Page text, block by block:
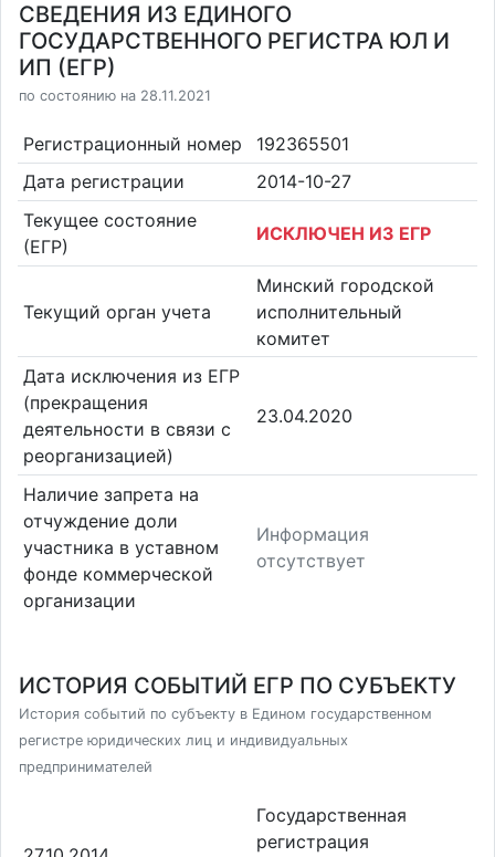
СВЕДЕНИЯ ИЗ ЕДИНОГО
ГОСУДАРСТВЕННОГО РЕГИСТРА ЮЛ И
ИП (ЕГР)
по состоянию на 28.11.2021
Регистрационный номер
192365501
Дата регистрации
2014-10-27
Текущее состояние
(ЕГР)
ИСКЛЮЧЕН ИЗ ЕГР
Текущий орган учета
Минский городской
исполнительный
комитет
Дата исключения из ЕГР
(прекращения
деятельности в связи с
реорганизацией)
23.04.2020
Наличие запрета на
отчуждение доли
участника в уставном
фонде коммерческой
организации
Информация
отсутствует
ИСТОРИЯ СОБЫТИЙ ЕГР ПО СУБЪЕКТУ
История событий по субъекту в Едином государственном
регистре юридических лиц и индивидуальных
предпринимателей
Государственная
регистрация